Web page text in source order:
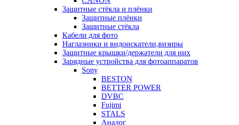
Защитные стёкла и плёнки
Защитные плёнки
Защитные стёкла
Кабели для фото
Наглазники и видоискатели,визиры
Защитные крышки/держатели для них
Зарядные устройства для фотоаппаратов
Sony
BESTON
BETTER POWER
DVBC
Fujimi
STALS
Аналог